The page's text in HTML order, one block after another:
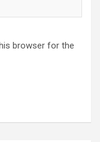
browser for the